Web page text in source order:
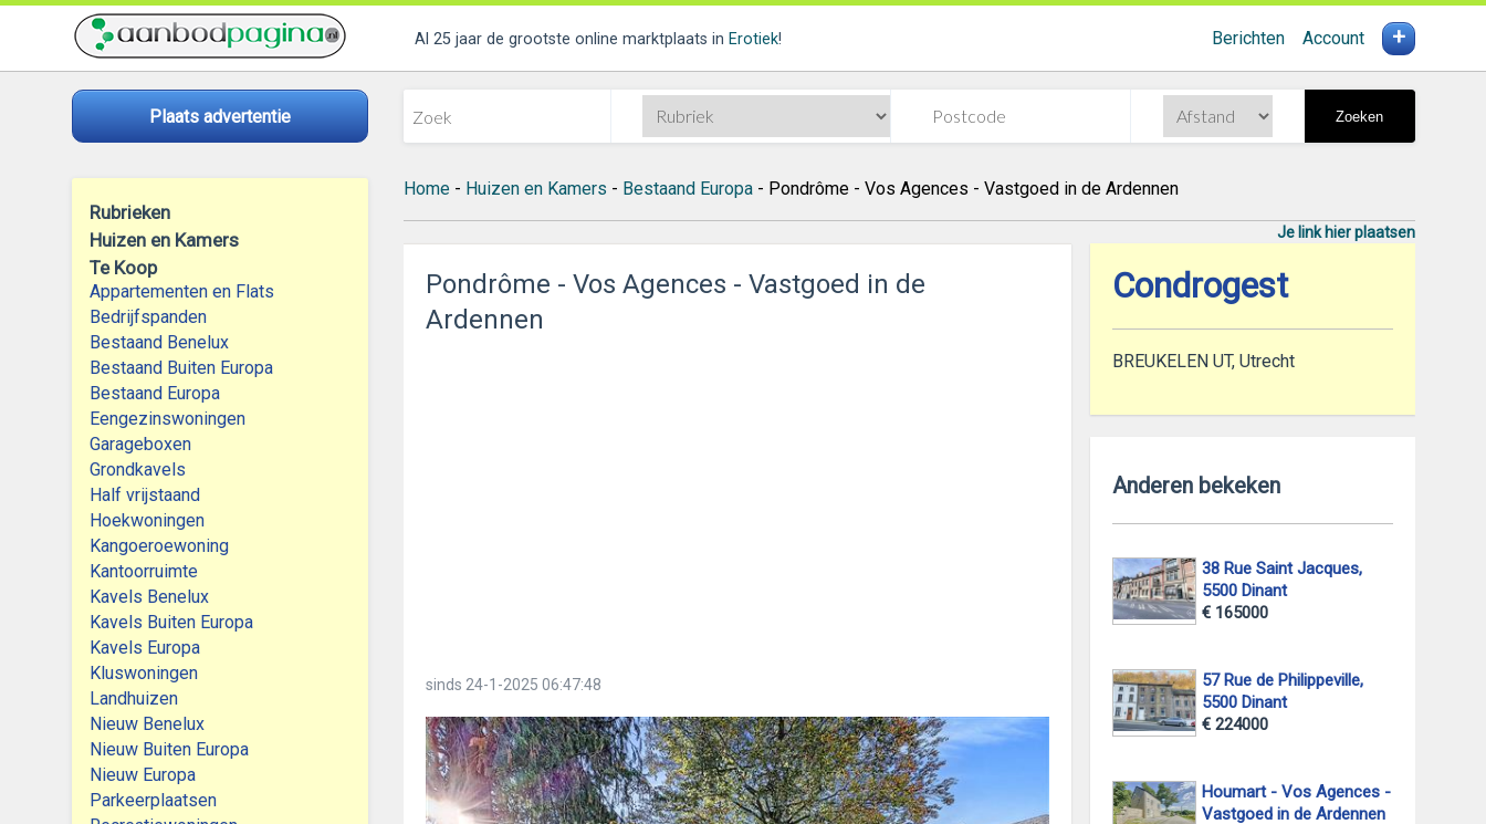
Al 25 jaar de grootste online marktplaats in Erotiek! Berichten Account +
Plaats advertentie Zoeken
Rubrieken
Huizen en Kamers
Te Koop
Appartementen en Flats
Bedrijfspanden
Bestaand Benelux
Bestaand Buiten Europa
Bestaand Europa
Eengezinswoningen
Garageboxen
Grondkavels
Half vrijstaand
Hoekwoningen
Kangoeroewoning
Kantoorruimte
Kavels Benelux
Kavels Buiten Europa
Kavels Europa
Kluswoningen
Landhuizen
Nieuw Benelux
Nieuw Buiten Europa
Nieuw Europa
Parkeerplaatsen
Home- Huizen en Kamers - Bestaand Europa- Pondrôme - Vos Agences - Vastgoed in de Ardennen
Je link hier plaatsen
Pondrôme - Vos Agences - Vastgoed in de
Ardennen
sinds 24-1-2025 06:47:48
Condrogest
BREUKELEN UT, Utrecht
Anderen bekeken
38 Rue Saint Jacques,
5500 Dinant
€ 165000
57 Rue de Philippeville,
5500 Dinant
€ 224000
Houmart - Vos Agences -
Vastgoed in de Ardennen